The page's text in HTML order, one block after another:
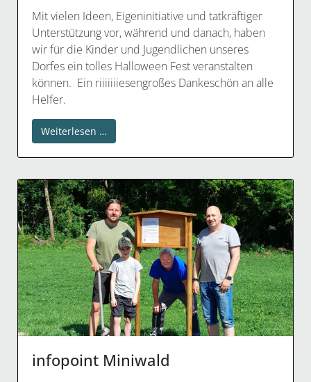
Mit vielen Ideen, Eigeninitiative und tatkräftiger
Unterstützung vor, während und danach, haben
wir für die Kinder und Jugendlichen unseres
Dorfes ein tolles Halloween Fest veranstalten
können. Ein riiiiiiiesengroßes Dankeschön an alle
Helfer.
Weiterlesen …
infopoint Miniwald